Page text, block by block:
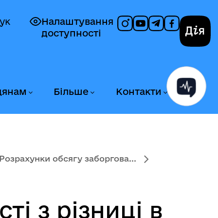
Налаштування
доступності
Більше Контакти
Розрахунки обсягу заборгова...
з різниці в